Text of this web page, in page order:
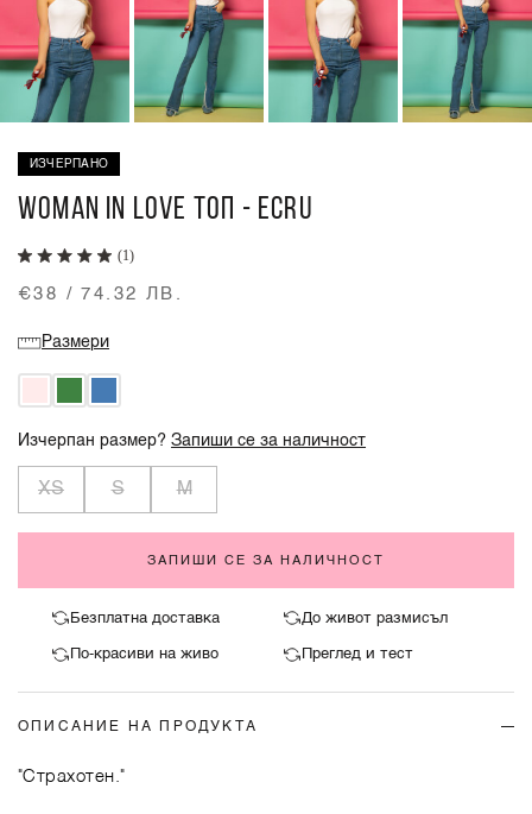
ИЗЧЕРПАНО
WOMAN IN LOVE ТОП - ECRU
(1)
€38 / 74.32 ЛВ.
Размери
Изчерпан размер?Запиши се за наличност
XS S M
ЗАПИШИ СЕ ЗА НАЛИЧНОСТ
Безплатна доставка До живот размисъл
По-красиви на живо Преглед и тест
ОПИСАНИЕ НА ПРОДУКТА
"Страхотен."